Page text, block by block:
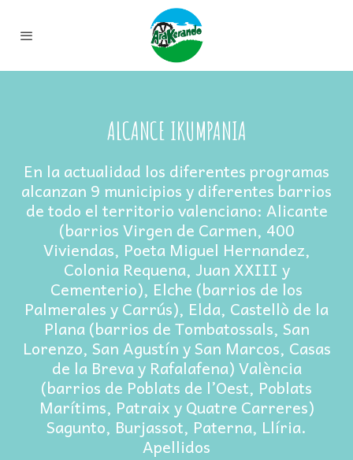
ALCANCE IKUMPANIA
En la actualidad los diferentes programas
alcanzan 9 municipios y diferentes barrios
de todo el territorio valenciano: Alicante
(barrios Virgen de Carmen, 400
Viviendas, Poeta Miguel Hernandez,
Colonia Requena, Juan XXIII y
Cementerio), Elche (barrios de los
Palmerales y Carrús), Elda, Castellò de la
Plana (barrios de Tombatossals, San
Lorenzo, San Agustín y San Marcos, Casas
de la Breva y Rafalafena) València
(barrios de Poblats de l’Oest, Poblats
Marítims, Patraix y Quatre Carreres)
Sagunto, Burjassot, Paterna, Llíria.
Apellidos